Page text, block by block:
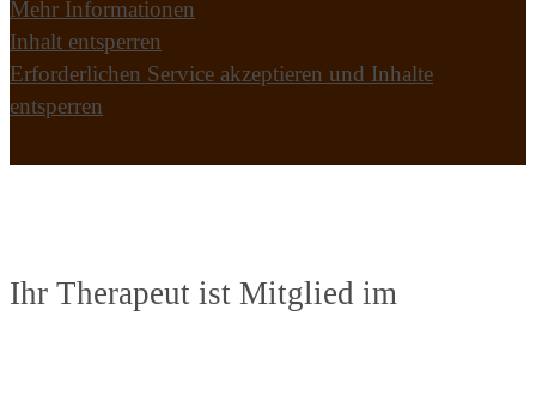
Mehr Informationen
Inhalt entsperren
Erforderlichen Service akzeptieren und Inhalte
entsperren
Ihr Therapeut ist Mitglied im